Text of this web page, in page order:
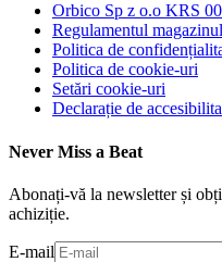
Orbico Sp z o.o KRS
Regulamentul
Politica de
Politica de cookie-uri
Setări cookie-uri
Declarație de
Never Miss a Beat
Abonați-vă la newsletter și
achiziție.
E-mail